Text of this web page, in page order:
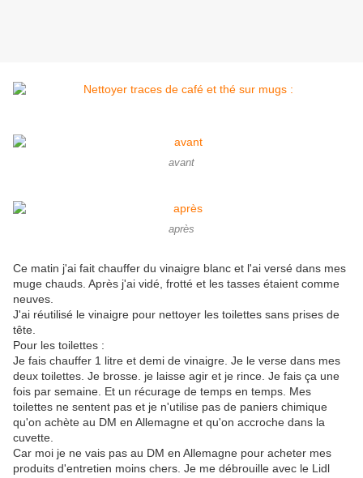
avant
après
Ce matin j'ai fait chauffer du vinaigre blanc et l'ai versé dans mes
muge chauds. Après j'ai vidé, frotté et les tasses étaient comme
neuves.
J'ai réutilisé le vinaigre pour nettoyer les toilettes sans prises de
tête.
Pour les toilettes :
Je fais chauffer 1 litre et demi de vinaigre. Je le verse dans mes
deux toilettes. Je brosse. je laisse agir et je rince. Je fais ça une
fois par semaine. Et un récurage de temps en temps. Mes
toilettes ne sentent pas et je n'utilise pas de paniers chimique
qu'on achète au DM en Allemagne et qu'on accroche dans la
cuvette.
Car moi je ne vais pas au DM en Allemagne pour acheter mes
produits d'entretien moins chers. Je me débrouille avec le Lidl